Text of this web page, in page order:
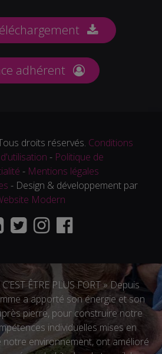
adhérent
droits réservés. Conditions
- Politique de
- Mentions légales
- Design & développement par
Modern
ÊTRE PLUS FORT » Depuis
a apporté son énergie et son
pierre, pour construire notre
individuelles mises en
environnement, ont amélioré